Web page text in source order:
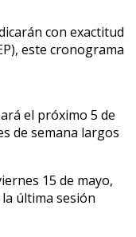
con exactitud
este cronograma
el próximo 5 de
de semana largos
15 de mayo,
última sesión